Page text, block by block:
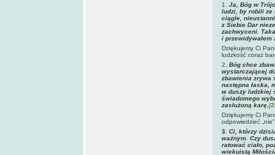
1. Ja, Bóg w
ludzi, by robili ze
ciągle,
z Siebie Dar
zachwyceni.
i przewidywałem
Dziękujemy Ci
ludzkość coraz
2. Bóg chce
wystarczającej
zbawienia zrywa
następna łaska,
w duszy ludzkiej
świadomego
zasłużoną karę.
Dziękujemy Ci
odpowiedzieć
3 . Ci, którzy
ważnym. Czy
ratować ciało,
wiekuistą